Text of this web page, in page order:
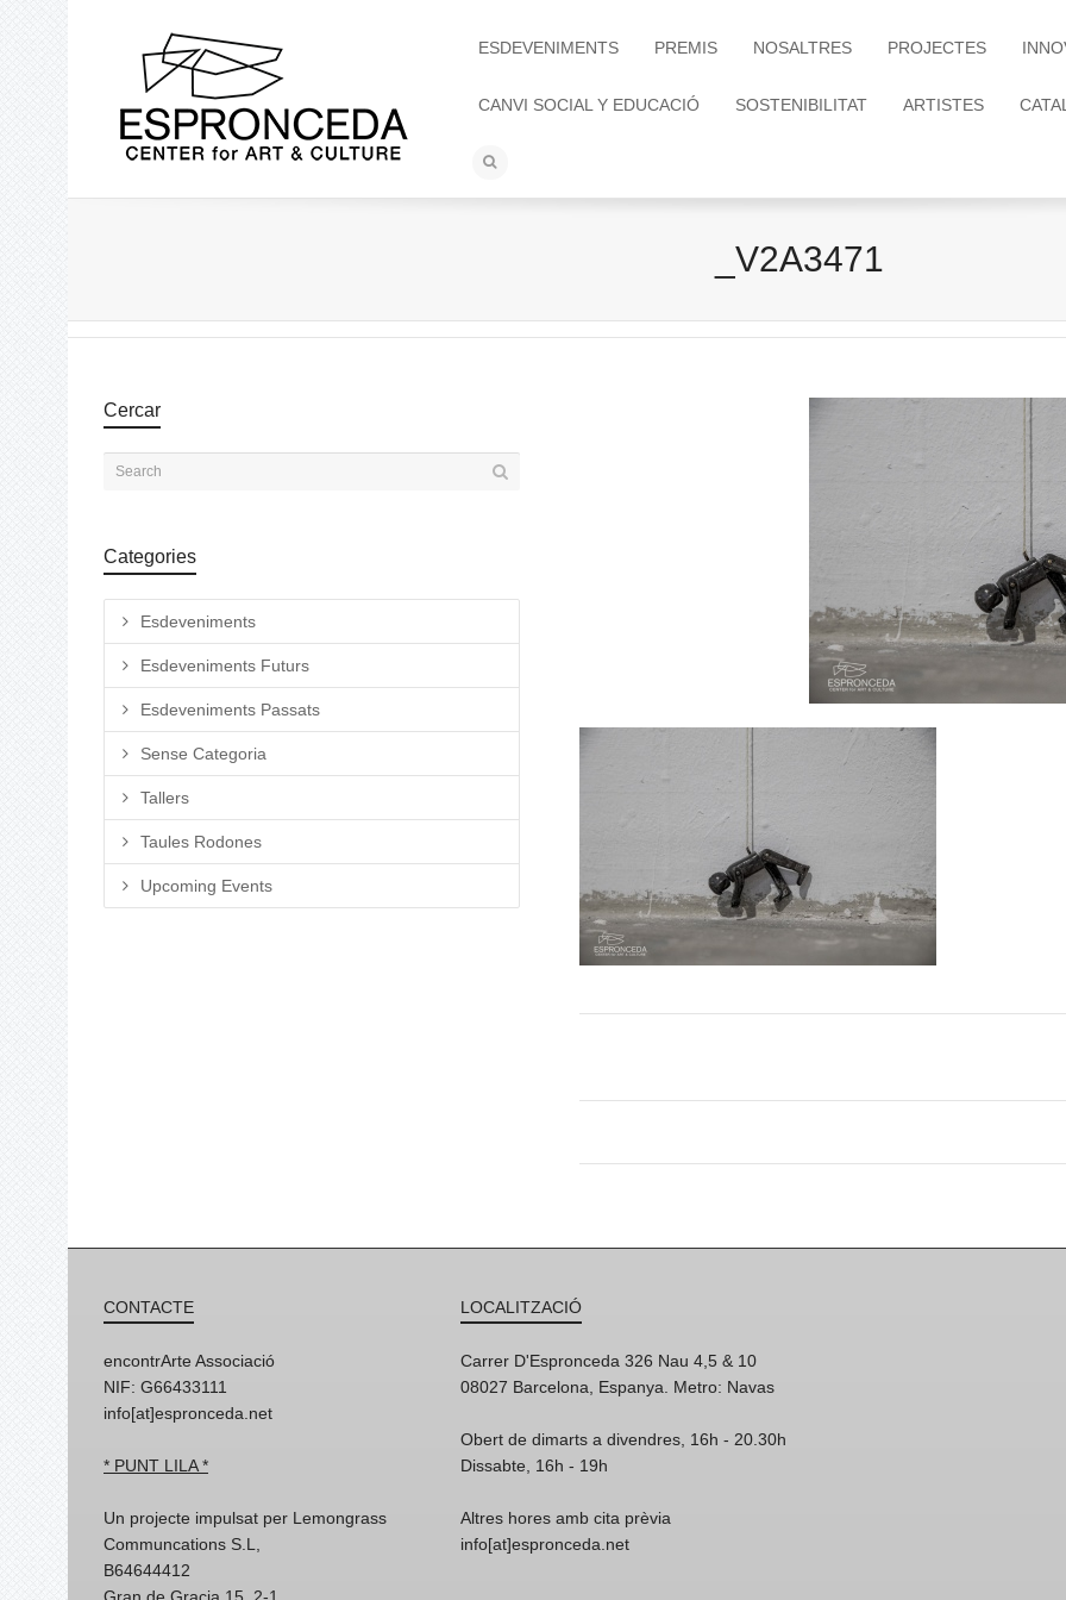
ESDEVENIMENTS PREMIS NOSALTRES PROJECTES
CANVI SOCIAL Y EDUCACIÓ SOSTENIBILITAT ARTISTES
_V2A3471
Cercar
Categories
Esdeveniments
Esdeveniments Futurs
Esdeveniments Passats
Sense Categoria
Tallers
Taules Rodones
Upcoming Events
CONTACTE
encontrArte Associació
NIF: G66433111
info[at]espronceda.net
* PUNT LILA *
Un projecte impulsat per Lemongrass
Communcations S.L,
B64644412
Gran de Gracia 15, 2-1
LOCALITZACIÓ
Carrer D'Espronceda 326 Nau 4,5 & 10
08027 Barcelona, Espanya. Metro: Navas
Obert de dimarts a divendres, 16h - 20.30h
Dissabte, 16h - 19h
Altres hores amb cita prèvia
info[at]espronceda.net